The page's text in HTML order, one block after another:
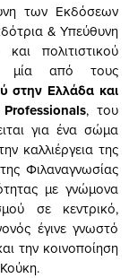
των Εκδόσεων
& Υπεύθυνη
πολιτιστικού
μία από τους
στην Ελλάδα και
Professionals, του
για ένα σώμα
καλλιέργεια της
Φιλαναγνωσίας
με γνώμονα
σε κεντρικό,
έγινε γνωστό
την κοινοποίηση